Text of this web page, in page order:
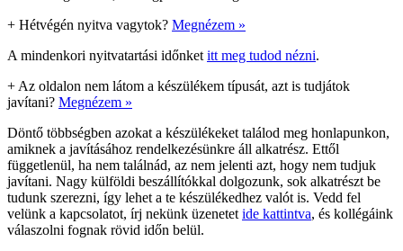
+ Hétvégén nyitva vagytok? Megnézem »
A mindenkori nyitvatartási időnket itt meg tudod nézni.
+ Az oldalon nem látom a készülékem típusát, azt is tudjátok
javítani? Megnézem »
Döntő többségben azokat a készülékeket találod meg honlapunkon,
amiknek a javításához rendelkezésünkre áll alkatrész. Ettől
függetlenül, ha nem találnád, az nem jelenti azt, hogy nem tudjuk
javítani. Nagy külföldi beszállítókkal dolgozunk, sok alkatrészt be
tudunk szerezni, így lehet a te készülékedhez valót is. Vedd fel
velünk a kapcsolatot, írj nekünk üzenetet ide kattintva, és kollégáink
válaszolni fognak rövid időn belül.